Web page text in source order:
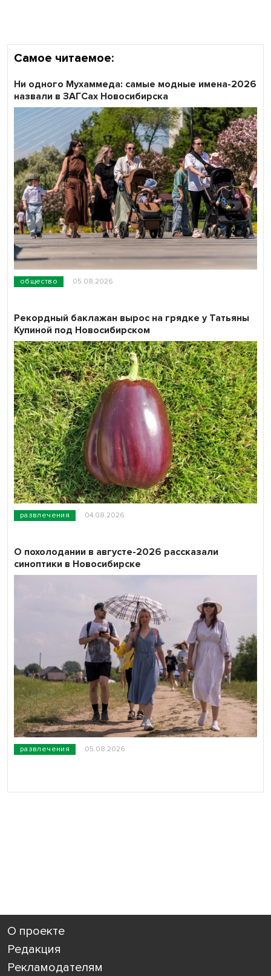
Самое читаемое:
общество 05.08.2026
Ни одного Мухаммеда: самые модные имена-2026
назвали в ЗАГСах Новосибирска
развлечения 04.08.2026
Рекордный баклажан вырос на грядке у Татьяны
Купиной под Новосибирском
развлечения 05.08.2026
О похолодании в августе-2026 рассказали
синоптики в Новосибирске
О проекте
Редакция
Рекламодателям